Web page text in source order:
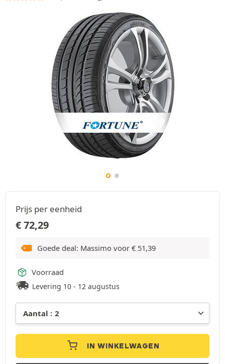
Prijs per eenheid
€72,29
Goede deal: Massimo voor € 51,39
Voorraad
Levering 10 - 12 augustus
IN WINKELWAGEN